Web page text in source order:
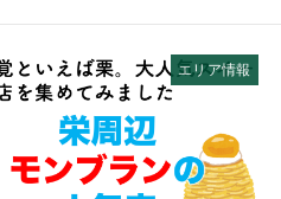
エリア情報